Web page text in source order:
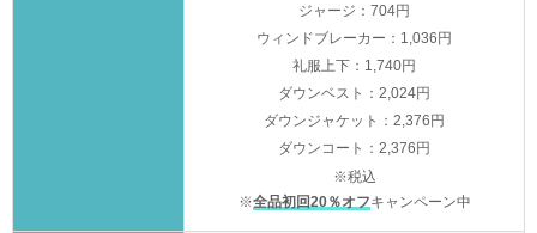
ジャージ：704円
ウィンドブレーカー：1,036円
礼服上下：1,740円
ダウンベスト：2,024円
ダウンジャケット：2,376円
ダウンコート：2,376円
※税込
※全品初回20％オフキャンペーン中